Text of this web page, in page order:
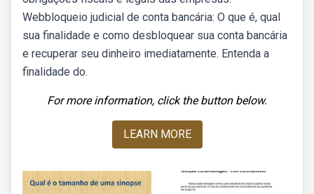
Webbloqueio judicial de conta bancária: O que é, qual
sua finalidade e como desbloquear sua conta bancária
e recuperar seu dinheiro imediatamente. Entenda a
finalidade do.
For more information, click the button below.
LEARN MORE